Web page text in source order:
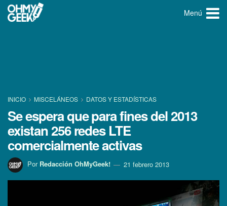
Menú
INICIO MISCELÁNEOS DATOS Y ESTADÍ­STICAS
Se espera que para fines del 2013
existan 256 redes LTE
comercialmente activas
Por Redacción OhMyGeek! 21 febrero 2013